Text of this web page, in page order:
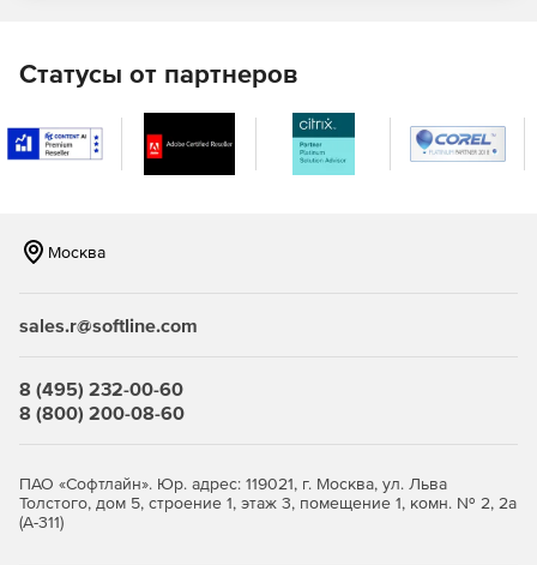
специалистам в области гидрологии эффективно
для принятия обоснованных решений в области
водоуправления, охраны водных ресурсов и
предотвращения чрезвычайных ситуаций, связанных с
Статусы от партнеров
Москва
sales.r@softline.com
8 (495) 232-00-60
8 (800) 200-08-60
ПАО «Софтлайн». Юр. адрес: 119021, г. Москва, ул. Льва
Толстого, дом 5, строение 1, этаж 3, помещение 1, комн. № 2, 2а
(А-311)